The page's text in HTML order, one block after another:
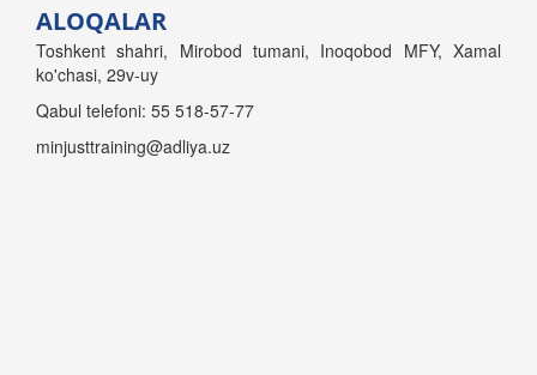
ALOQALAR
Toshkent shahri, Mirobod tumani, Inoqobod MFY, Xamal
ko'chasi, 29v-uy
Qabul telefoni: 55 518-57-77
minjusttraining@adliya.uz